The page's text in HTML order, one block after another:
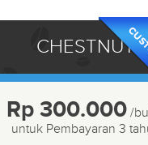
CHESTNUT
Rp 300.000 /
untuk Pembayaran 3